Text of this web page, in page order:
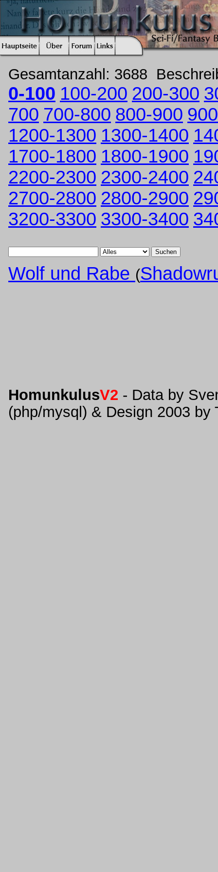
Gesamtanzahl: 3688
0-100 100-200 200-300
700 700-800 800-900
1200-1300 1300-1400
1700-1800 1800-1900
2200-2300 2300-2400
2700-2800 2800-2900
3200-3300 3300-3400
Suchen
Wolf und Rabe (
HomunkulusV2 - Data by
(php/mysql) & Design 2003